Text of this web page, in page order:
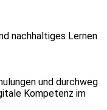
nachhaltiges Lernen
und durchweg
Kompetenz im